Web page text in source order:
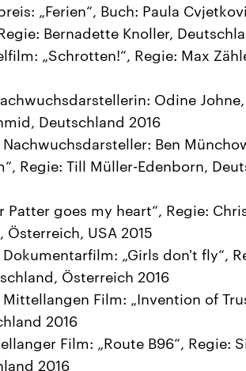
„Ferien“, Buch: Paula
Bernadette Knoller,
„Schrotten!“, Regie: Max
Odine Johne,
Deutschland 2016
Ben
Regie: Till Müller-Edenborn,
Patter goes my heart“, Regie:
Österreich, USA 2015
„Girls don't fly“,
Österreich 2016
Film: „Invention of
2016
Film: „Route B96“, Regie:
2016